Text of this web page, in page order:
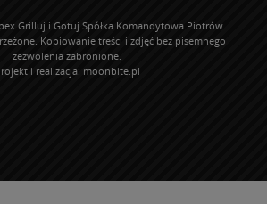
Grilluj i Gotuj Spółka Komandytowa Piotrów
Kopiowanie treści i zdjęć bez pisemnego
zezwolenia zabronione.
i realizacja: moonbite.pl